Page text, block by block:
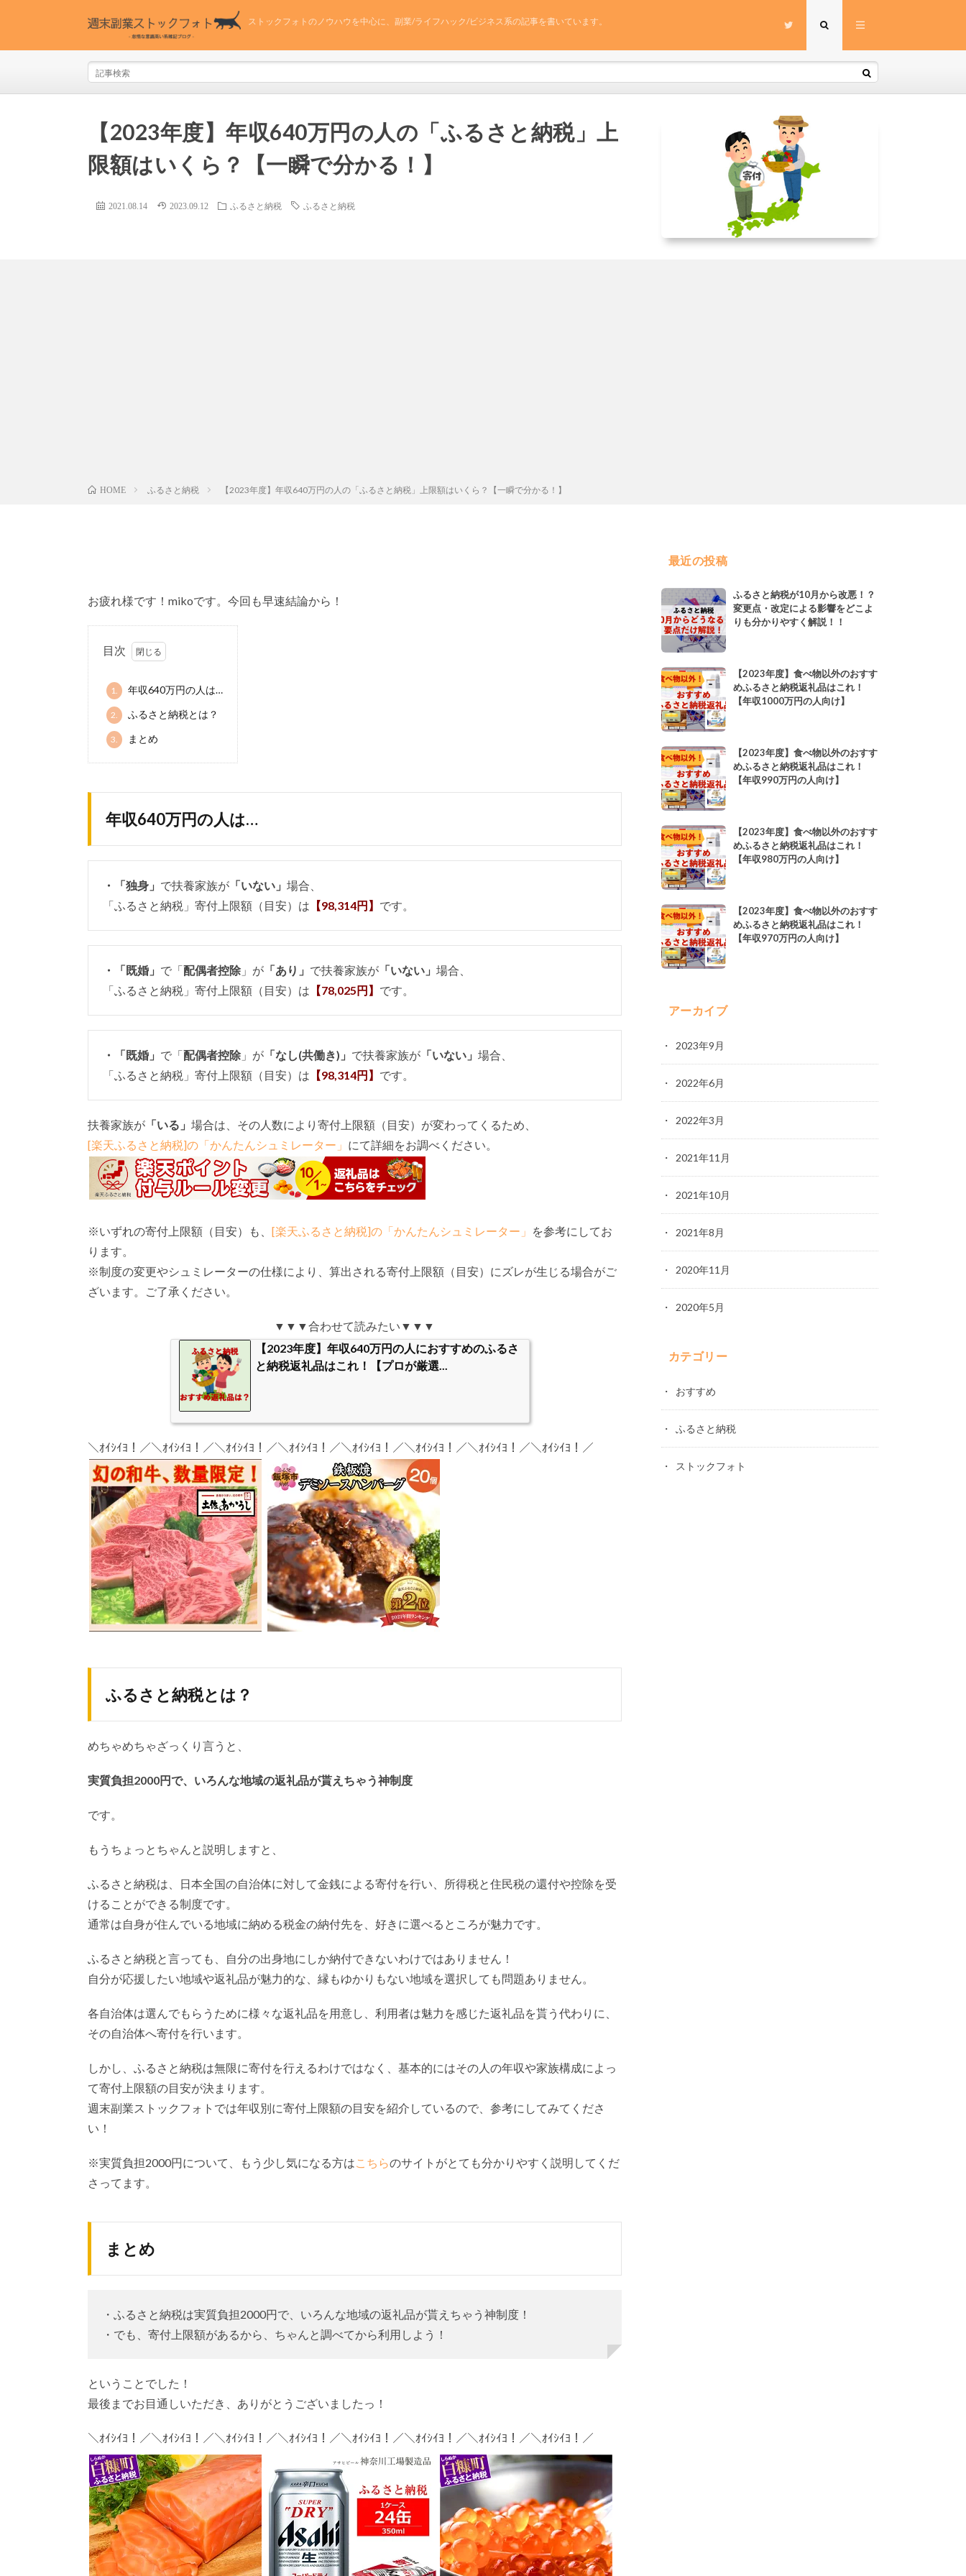
ストックフォトのノウハウを中心に、副業/ライフハック/ビジネス系の記事を書いています。
【2023年度】年収640万円の人の「ふるさと納税」上
限額はいくら？【一瞬で分かる！】
2021.08.14 2023.09.12 ふるさと納税 ふるさと納税
HOME ふるさと納税 【2023年度】年収640万円の人の「ふるさと納税」上限額はいくら？【一瞬で分かる！】
お疲れ様です！mikoです。今回も早速結論から！
目次
1. 年収640万円の人は…
2. ふるさと納税とは？
3. まとめ
年収640万円の人は…
・「独身」 で扶養家族が 「いない」 場合、
「ふるさと納税」寄付上限額（目安）は 【98,314円】 です。
・「既婚」 で「配偶者控除 」が 「あり」 で扶養家族が 「いない」 場合、
「ふるさと納税」寄付上限額（目安）は 【78,025円】 です。
・「既婚」 で「配偶者控除 」が 「なし(共働き)」 で扶養家族が 「いない」 場合、
「ふるさと納税」寄付上限額（目安）は 【98,314円】 です。
扶養家族が 「いる」 場合は、その人数により寄付上限額（目安）が変わってくるため、
[楽天ふるさと納税]の「かんたんシュミレーター」 にて詳細をお調べください。
※いずれの寄付上限額（目安）も、 [楽天ふるさと納税]の「かんたんシュミレーター」 を参考にしてお
ります。
※制度の変更やシュミレーターの仕様により、算出される寄付上限額（目安）にズレが生じる場合がご
ざいます。ご了承ください。
▼▼▼合わせて読みたい▼▼▼
【2023年度】年収640万円の人におすすめのふるさ
と納税返礼品はこれ！【プロが厳選...
＼ｵｲｼｲﾖ！／＼ｵｲｼｲﾖ！／＼ｵｲｼｲﾖ！／＼ｵｲｼｲﾖ！／＼ｵｲｼｲﾖ！／＼ｵｲｼｲﾖ！／＼ｵｲｼｲﾖ！／＼ｵｲｼｲﾖ！／
ふるさと納税とは？
めちゃめちゃざっくり言うと、
実質負担2000円で、いろんな地域の返礼品が貰えちゃう神制度
です。
もうちょっとちゃんと説明しますと、
ふるさと納税は、日本全国の自治体に対して金銭による寄付を行い、所得税と住民税の還付や控除を受
けることができる制度です。
通常は自身が住んでいる地域に納める税金の納付先を、好きに選べるところが魅力です。
ふるさと納税と言っても、自分の出身地にしか納付できないわけではありません！
自分が応援したい地域や返礼品が魅力的な、縁もゆかりもない地域を選択しても問題ありません。
各自治体は選んでもらうために様々な返礼品を用意し、利用者は魅力を感じた返礼品を貰う代わりに、
その自治体へ寄付を行います。
しかし、ふるさと納税は無限に寄付を行えるわけではなく、基本的にはその人の年収や家族構成によっ
て寄付上限額の目安が決まります。
週末副業ストックフォトでは年収別に寄付上限額の目安を紹介しているので、参考にしてみてくださ
い！
※実質負担2000円について、もう少し気になる方はこちらのサイトがとても分かりやすく説明してくだ
さってます。
まとめ
・ふるさと納税は実質負担2000円で、いろんな地域の返礼品が貰えちゃう神制度！
・でも、寄付上限額があるから、ちゃんと調べてから利用しよう！
ということでした！
最後までお目通しいただき、ありがとうございましたっ！
＼ｵｲｼｲﾖ！／＼ｵｲｼｲﾖ！／＼ｵｲｼｲﾖ！／＼ｵｲｼｲﾖ！／＼ｵｲｼｲﾖ！／＼ｵｲｼｲﾖ！／＼ｵｲｼｲﾖ！／＼ｵｲｼｲﾖ！／
最近の投稿
ふるさと納税が10月から改悪！？
変更点・改定による影響をどこよ
りも分かりやすく解説！！
【2023年度】食べ物以外のおすす
めふるさと納税返礼品はこれ！
【年収1000万円の人向け】
【2023年度】食べ物以外のおすす
めふるさと納税返礼品はこれ！
【年収990万円の人向け】
【2023年度】食べ物以外のおすす
めふるさと納税返礼品はこれ！
【年収980万円の人向け】
【2023年度】食べ物以外のおすす
めふるさと納税返礼品はこれ！
【年収970万円の人向け】
アーカイブ
2023年9月
2022年6月
2022年3月
2021年11月
2021年10月
2021年8月
2020年11月
2020年5月
カテゴリー
おすすめ
ふるさと納税
ストックフォト